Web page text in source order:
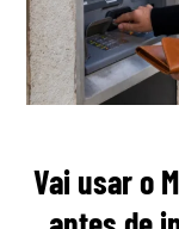
Vai usar o